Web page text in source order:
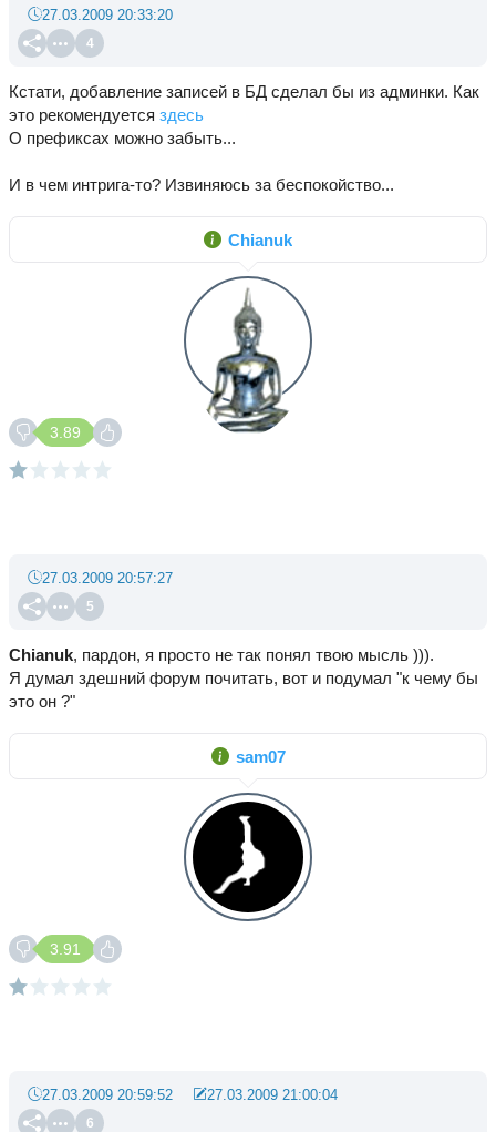
4
27.03.2009 20:33:20
Кстати, добавление записей в БД сделал бы из админки. Как
это рекомендуется здесь
О префиксах можно забыть...
И в чем интрига-то? Извиняюсь за беспокойство...
Chianuk
3.89
5
27.03.2009 20:57:27
Chianuk, пардон, я просто не так понял твою мысль ))).
Я думал здешний форум почитать, вот и подумал "к чему бы
это он ?"
sam07
3.91
6
27.03.2009 20:59:52 27.03.2009 21:00:04